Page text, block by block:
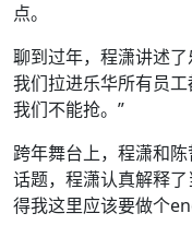
点。
聊到过年，程潇讲述
我们拉进乐华所有员工
我们不能抢。”
跨年舞台上，程潇和
话题，程潇认真解释
得我这里应该要做个